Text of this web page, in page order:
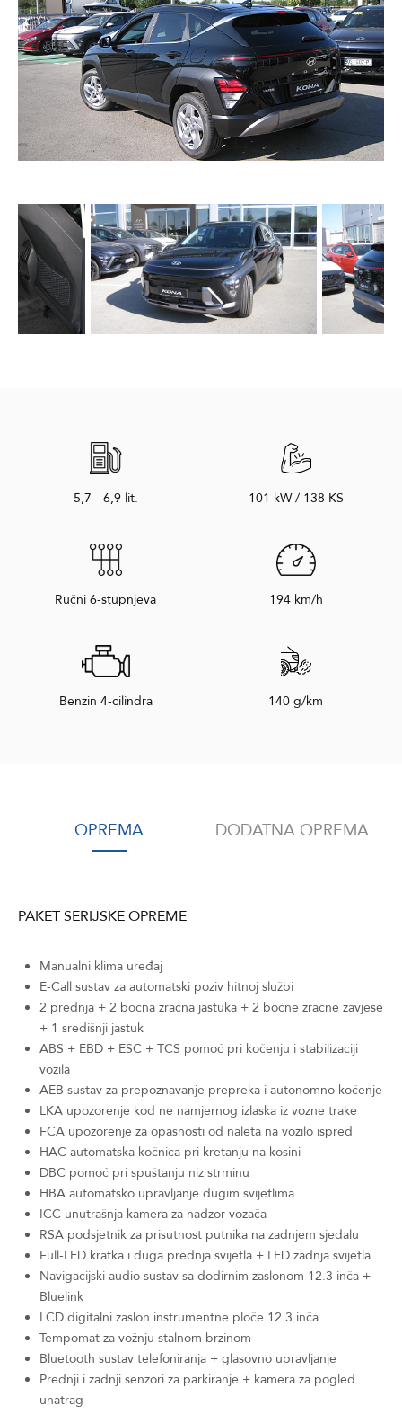
5,7 - 6,9 lit. 101 kW / 138 KS
Ručni 6-stupnjeva 194 km/h
Benzin 4-cilindra 140 g/km
OPREMA DODATNA OPREMA
PAKET SERIJSKE OPREME
Manualni klima uređaj
E-Call sustav za automatski poziv hitnoj službi
2 prednja + 2 bočna zračna jastuka + 2 bočne zračne zavjese
+ 1 središnji jastuk
ABS + EBD + ESC + TCS pomoć pri kočenju i stabilizaciji
vozila
AEB sustav za prepoznavanje prepreka i autonomno kočenje
LKA upozorenje kod ne namjernog izlaska iz vozne trake
FCA upozorenje za opasnosti od naleta na vozilo ispred
HAC automatska kočnica pri kretanju na kosini
DBC pomoć pri spuštanju niz strminu
HBA automatsko upravljanje dugim svijetlima
ICC unutrašnja kamera za nadzor vozača
RSA podsjetnik za prisutnost putnika na zadnjem sjedalu
Full-LED kratka i duga prednja svijetla + LED zadnja svijetla
Navigacijski audio sustav sa dodirnim zaslonom 12.3 inča +
Bluelink
LCD digitalni zaslon instrumentne ploče 12.3 inča
Tempomat za vožnju stalnom brzinom
Bluetooth sustav telefoniranja + glasovno upravljanje
Prednji i zadnji senzori za parkiranje + kamera za pogled
unatrag